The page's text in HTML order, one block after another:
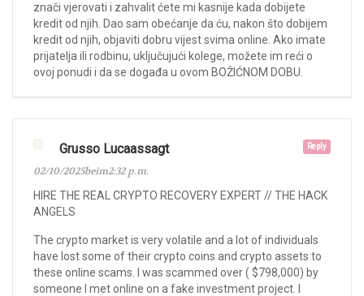
znači vjerovati i zahvalit ćete mi kasnije kada dobijete
kredit od njih. Dao sam obećanje da ću, nakon što dobijem
kredit od njih, objaviti dobru vijest svima online. Ako imate
prijatelja ili rodbinu, uključujući kolege, možete im reći o
ovoj ponudi i da se događa u ovom BOŽIĆNOM DOBU.
Reply
Grusso Lucaassagt
02/10/2025beim2:32 p.m.
HIRE THE REAL CRYPTO RECOVERY EXPERT // THE HACK
ANGELS
The crypto market is very volatile and a lot of individuals
have lost some of their crypto coins and crypto assets to
these online scams. I was scammed over ( $798,000) by
someone I met online on a fake investment project. I